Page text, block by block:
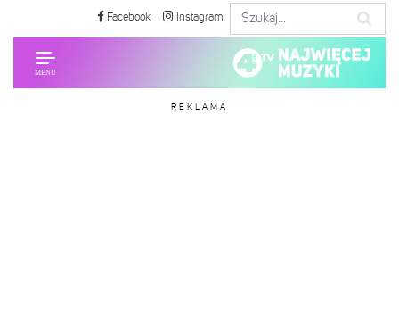
Facebook Instagram
REKLAMA